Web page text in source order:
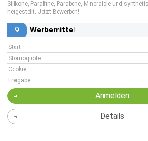
Silikone, Paraffine, Parabene, Mineralöle und
hergestellt. Jetzt Bewerben!
9 Werbemittel
Start
Stornoquote
Cookie
Freigabe
Anmelden
Details